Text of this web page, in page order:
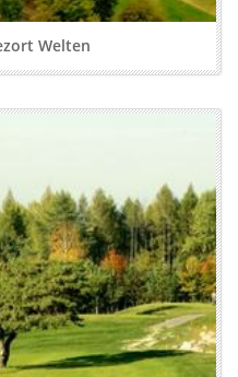
Welten